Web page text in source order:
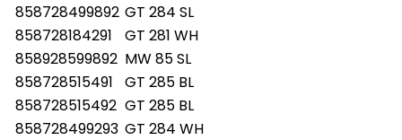
858728499892 GT 284 SL
858728184291
GT 281 WH
858928599892 MW 85 SL
858728515491
GT 285 BL
858728515492 GT 285 BL
858728499293 GT 284 WH